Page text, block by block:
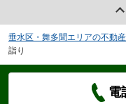
垂水区・舞多聞エリアの不動
詣り
電